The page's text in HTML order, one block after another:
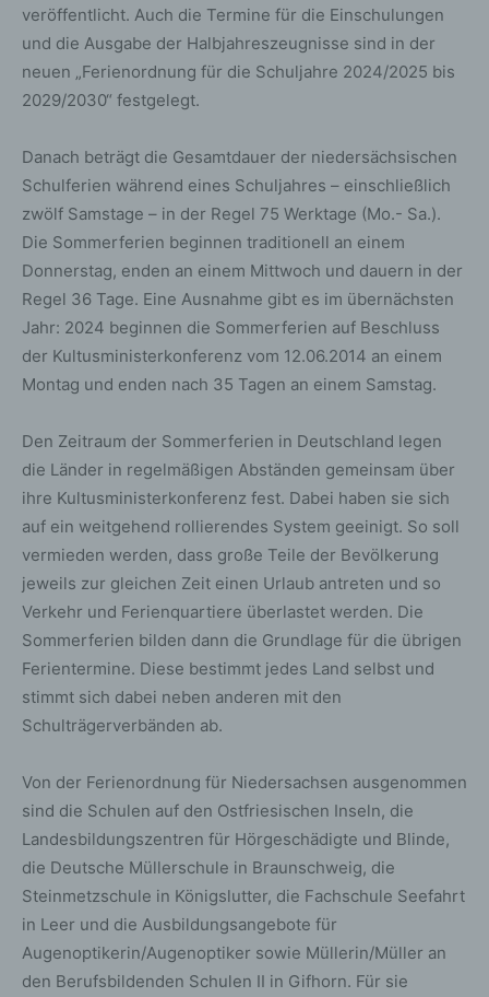
veröffentlicht. Auch die Termine für die Einschulungen
und die Ausgabe der Halbjahreszeugnisse sind in der
neuen „Ferienordnung für die Schuljahre 2024/2025 bis
2029/2030“ festgelegt.
Danach beträgt die Gesamtdauer der niedersächsischen
Schulferien während eines Schuljahres – einschließlich
zwölf Samstage – in der Regel 75 Werktage (Mo.- Sa.).
Die Sommerferien beginnen traditionell an einem
Donnerstag, enden an einem Mittwoch und dauern in der
Regel 36 Tage. Eine Ausnahme gibt es im übernächsten
Jahr: 2024 beginnen die Sommerferien auf Beschluss
der Kultusministerkonferenz vom 12.06.2014 an einem
Montag und enden nach 35 Tagen an einem Samstag.
Den Zeitraum der Sommerferien in Deutschland legen
die Länder in regelmäßigen Abständen gemeinsam über
ihre Kultusministerkonferenz fest. Dabei haben sie sich
auf ein weitgehend rollierendes System geeinigt. So soll
vermieden werden, dass große Teile der Bevölkerung
jeweils zur gleichen Zeit einen Urlaub antreten und so
Verkehr und Ferienquartiere überlastet werden. Die
Sommerferien bilden dann die Grundlage für die übrigen
Ferientermine. Diese bestimmt jedes Land selbst und
stimmt sich dabei neben anderen mit den
Schulträgerverbänden ab.
Von der Ferienordnung für Niedersachsen ausgenommen
sind die Schulen auf den Ostfriesischen Inseln, die
Landesbildungszentren für Hörgeschädigte und Blinde,
die Deutsche Müllerschule in Braunschweig, die
Steinmetzschule in Königslutter, die Fachschule Seefahrt
in Leer und die Ausbildungsangebote für
Augenoptikerin/Augenoptiker sowie Müllerin/Müller an
den Berufsbildenden Schulen II in Gifhorn. Für sie